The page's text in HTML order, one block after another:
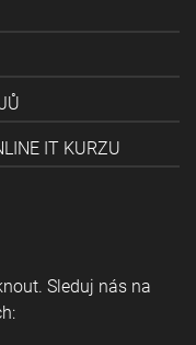
IT KURZU
Sleduj nás na